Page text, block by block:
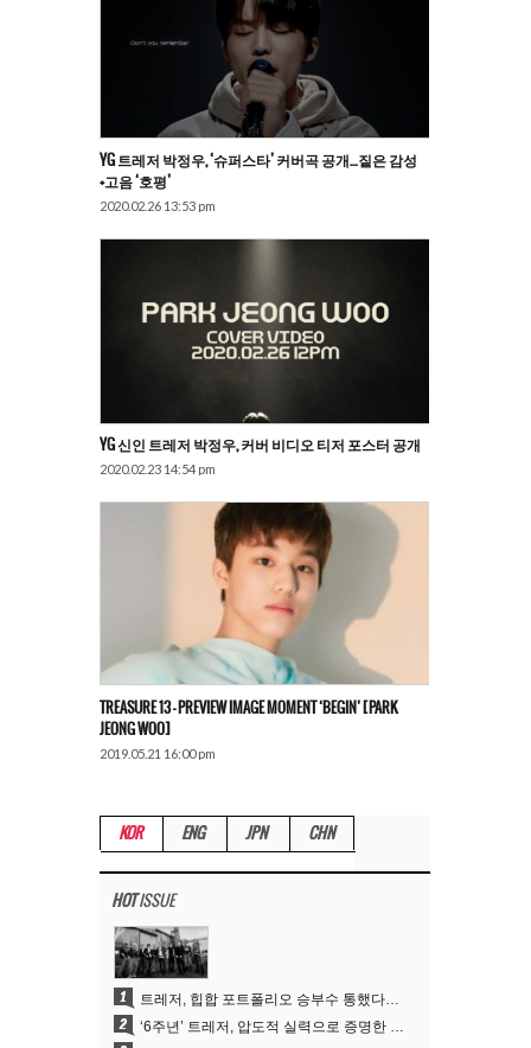
YG 트레저 박정우, ‘슈퍼스타’ 커버곡 공개…짙은 감성
+고음 ‘호평’
2020.02.26 13:53 pm
YG 신인 트레저 박정우, 커버 비디오 티저 포스터 공개
2020.02.23 14:54 pm
TREASURE 13 – PREVIEW IMAGE MOMENT ‘BEGIN’ [PARK
JEONG WOO]
2019.05.21 16:00 pm
KOR ENG JPN CHN
HOTISSUE
1 트레저, 힙합 포트폴리오 승부수 통했다…데뷔 6주년 새 도약
2 ‘6주년’ 트레저, 압도적 실력으로 증명한 ‘YG의 보물’ 진가